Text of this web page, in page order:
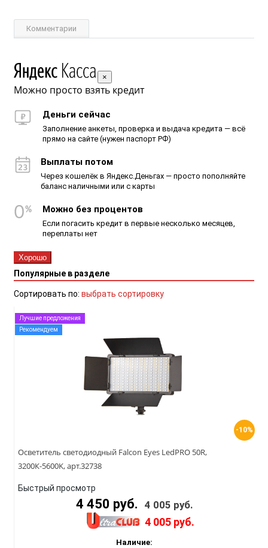
Комментарии
×
Можно просто взять кредит
Деньги сейчас
Заполнение анкеты, проверка и выдача кредита — всё
прямо на сайте (нужен паспорт РФ)
Выплаты потом
Через кошелёк в Яндекс.Деньгах — просто пополняйте
баланс наличными или с карты
Можно без процентов
Если погасить кредит в первые несколько месяцев,
переплаты нет
Хорошо
Популярные в разделе
Сортировать по: выбрать сортировку
-10%
Лучшие предложения
Рекомендуем
Осветитель светодиодный Falcon Eyes LedPRO 50R,
3200К-5600K, арт.32738
Быстрый просмотр
4 450 руб. 4 005 руб.
4 005 руб.
Наличие: